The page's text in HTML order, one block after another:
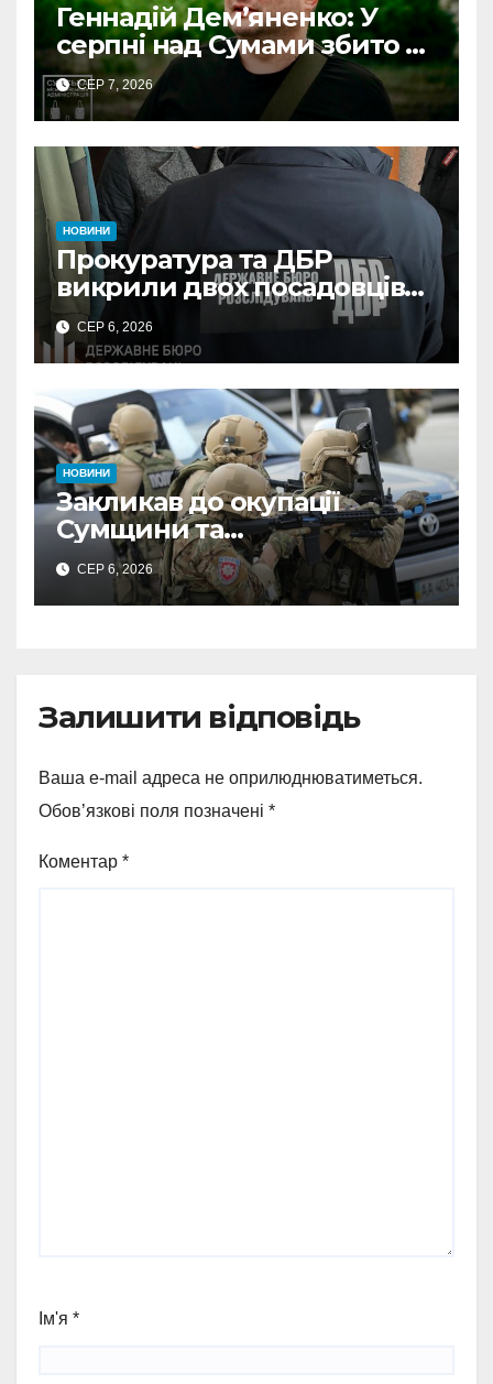
Геннадій Дем’яненко: У
серпні над Сумами збито 6
КАБів
СЕР 7, 2026
НОВИНИ
Прокуратура та ДБР
викрили двох посадовців
ДПС Сумщини на вимаганні
неправомірної вигоди у
ФОПа
СЕР 6, 2026
НОВИНИ
Закликав до окупації
Сумщини та
виправдовував обстріли:
СБУ викрила
прокремлівського агітатора
СЕР 6, 2026
Залишити відповідь
Ваша e-mail адреса не оприлюднюватиметься.
Обов’язкові поля позначені *
Коментар *
Ім'я *